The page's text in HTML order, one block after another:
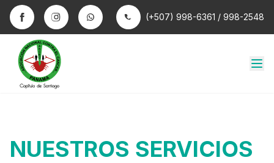
(+507) 998-6361 / 998-2548
NUESTROS SERVICIOS